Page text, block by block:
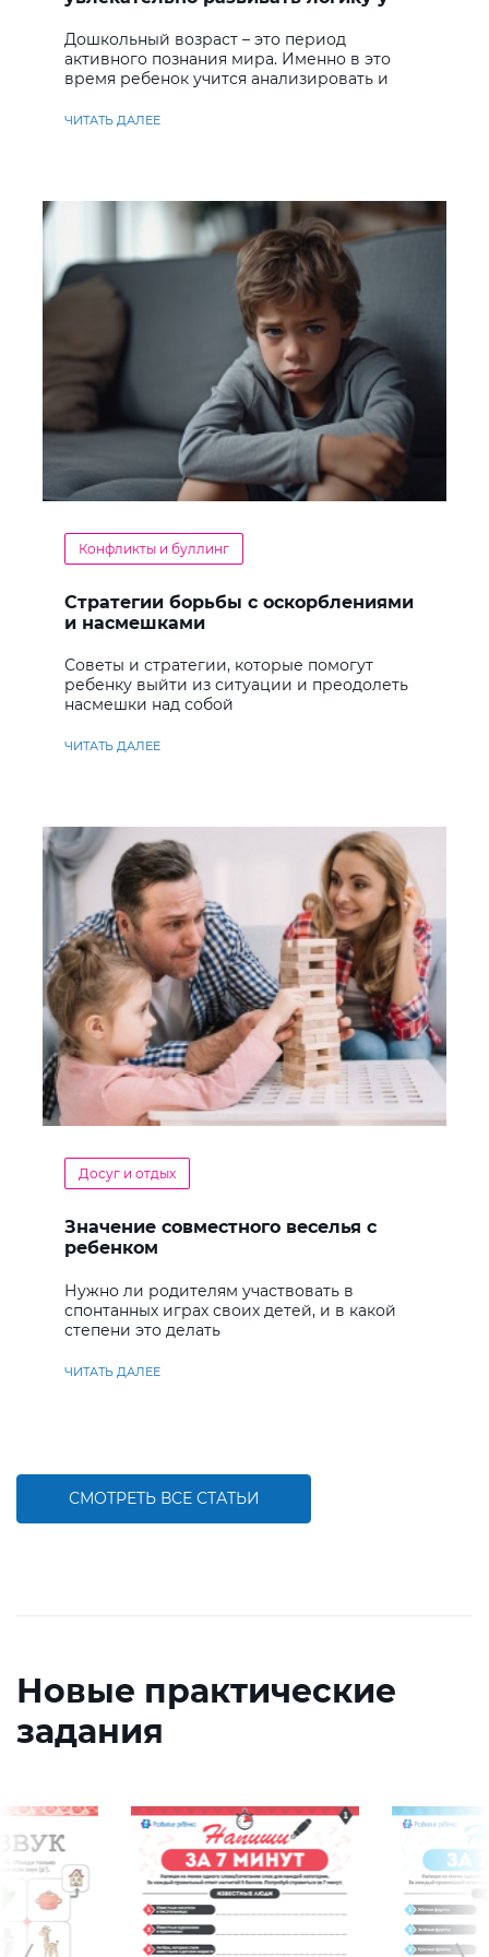
Дошкольный возраст – это период
активного познания мира. Именно в это
время ребенок учится анализировать и
ЧИТАТЬ ДАЛЕЕ
Конфликты и буллинг
Стратегии борьбы с оскорблениями
и насмешками
Советы и стратегии, которые помогут
ребенку выйти из ситуации и преодолеть
насмешки над собой
ЧИТАТЬ ДАЛЕЕ
Досуг и отдых
Значение совместного веселья с
ребенком
Нужно ли родителям участвовать в
спонтанных играх своих детей, и в какой
степени это делать
ЧИТАТЬ ДАЛЕЕ
СМОТРЕТЬ ВСЕ СТАТЬИ
Новые практические
задания